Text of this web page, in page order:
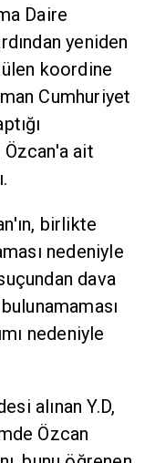
Daire
yeniden
koordine
Cumhuriyet
Özcan'a ait
birlikte
nedeniyle
dava
nedeniyle
alınan Y.D,
Özcan